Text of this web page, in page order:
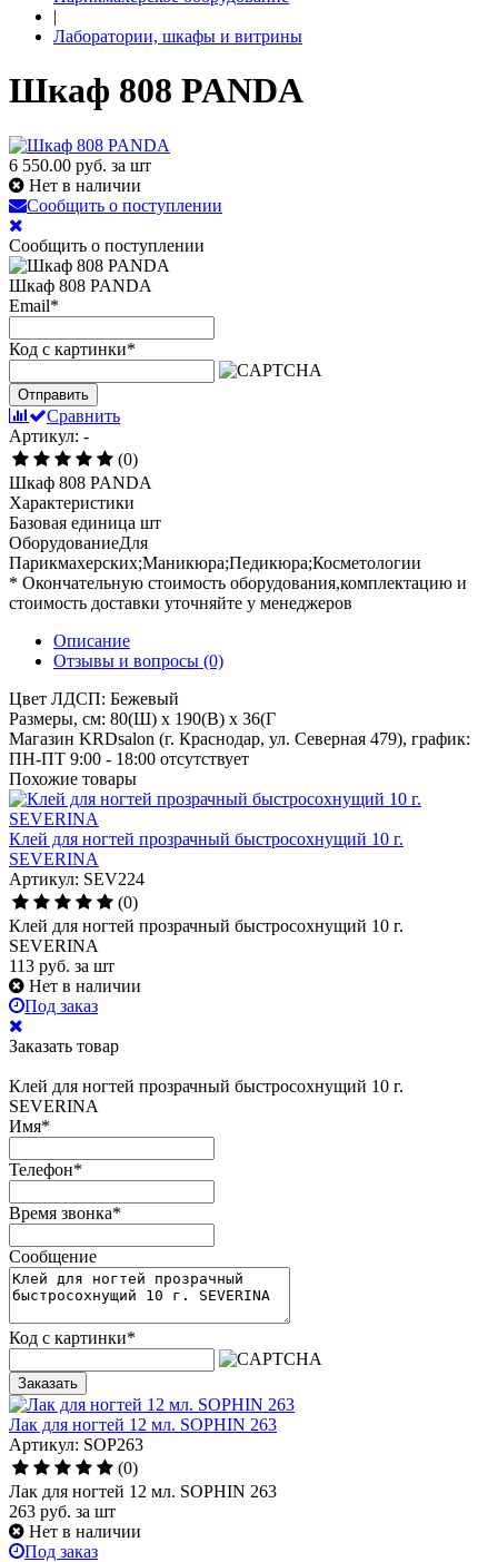
|
Лаборатории, шкафы и витрины
Шкаф 808 PANDA
6 550.00 руб. за шт
Нет в наличии
Сообщить о поступлении
Сообщить о поступлении
Шкаф 808 PANDA
Email*
Код с картинки*
Отправить
Сравнить
Артикул: -
(0)
Шкаф 808 PANDA
Характеристики
Базовая единица шт
ОборудованиеДля
Парикмахерских;Маникюра;Педикюра;Косметологии
* Окончательную стоимость оборудования,комплектацию и
стоимость доставки уточняйте у менеджеров
Описание
Отзывы и вопросы (0)
Цвет ЛДСП: Бежевый
Размеры, см: 80(Ш) x 190(В) x 36(Г
Магазин KRDsalon (г. Краснодар, ул. Северная 479), график:
ПН-ПТ 9:00 - 18:00 отсутствует
Похожие товары
Клей для ногтей прозрачный быстросохнущий 10 г.
SEVERINA
Артикул: SEV224
(0)
Клей для ногтей прозрачный быстросохнущий 10 г.
SEVERINA
113 руб. за шт
Нет в наличии
Под заказ
Заказать товар
Клей для ногтей прозрачный быстросохнущий 10 г.
SEVERINA
Имя*
Телефон*
Время звонка*
Сообщение
Код с картинки*
Заказать
Лак для ногтей 12 мл. SOPHIN 263
Артикул: SOP263
(0)
Лак для ногтей 12 мл. SOPHIN 263
263 руб. за шт
Нет в наличии
Под заказ